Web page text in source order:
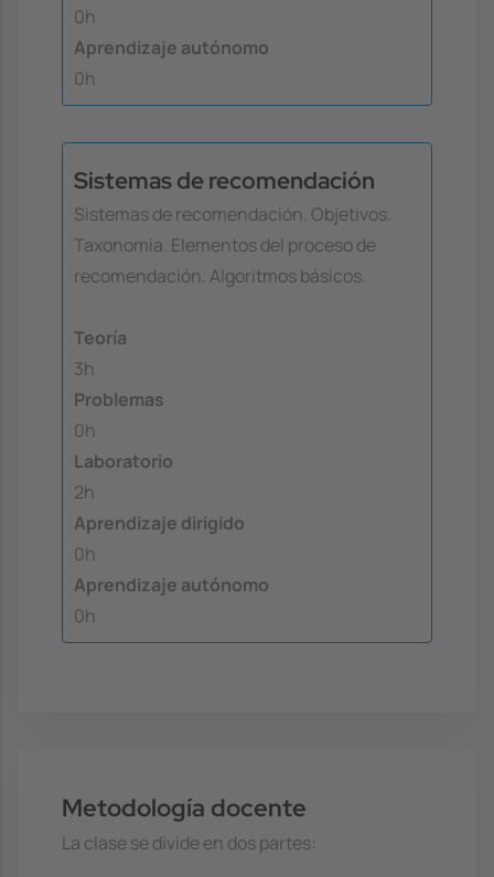
0h
Aprendizaje autónomo
0h
Sistemas de recomendación
Sistemas de recomendación. Objetivos.
Taxonomia. Elementos del proceso de
recomendación. Algoritmos básicos.
Teoría
3h
Problemas
0h
Laboratorio
2h
Aprendizaje dirigido
0h
Aprendizaje autónomo
0h
Metodología docente
La clase se divide en dos partes: